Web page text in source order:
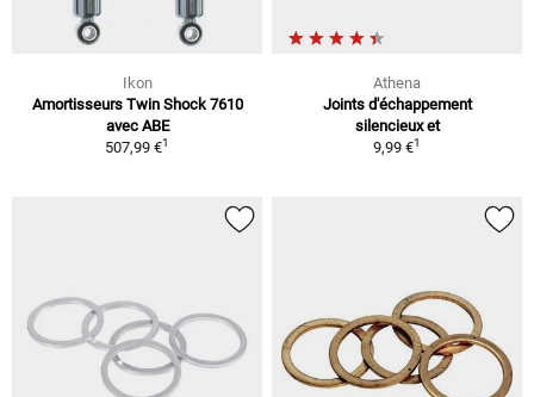
Ikon
Amortisseurs Twin Shock 7610
avec ABE
507,99 €1
Athena
Joints d'échappement
silencieux et
9,99 €1